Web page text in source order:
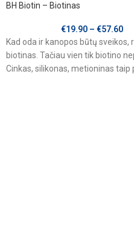
BH Biotin – Biotinas
€19.90 – €57.60
Kad oda ir kanopos būtų sveikos,
biotinas. Tačiau vien tik biotino
Cinkas, silikonas, metioninas taip